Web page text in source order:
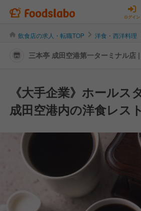
ログイン
飲食店の求人・転職TOP 洋食・西洋料理
三本亭 成田空港第一ターミナル店
《大手企業》ホールス
成田空港内の洋食レス